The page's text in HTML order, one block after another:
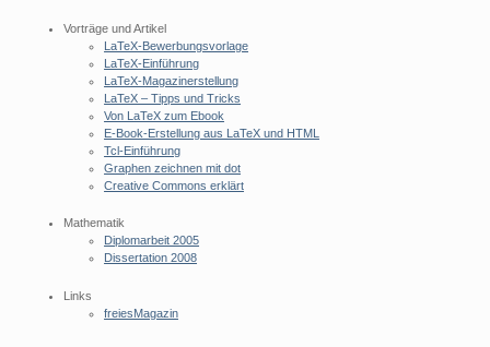
Vorträge und Artikel
LaTeX-Bewerbungsvorlage
LaTeX-Einführung
LaTeX-Magazinerstellung
LaTeX – Tipps und Tricks
Von LaTeX zum Ebook
E-Book-Erstellung aus LaTeX und HTML
Tcl-Einführung
Graphen zeichnen mit dot
Creative Commons erklärt
Mathematik
Diplomarbeit 2005
Dissertation 2008
Links
freiesMagazin